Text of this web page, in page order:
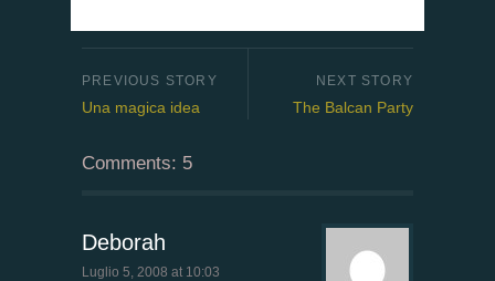
Una magica idea The Balcan Party
Comments: 5
Deborah
Luglio 5, 2008 at 10:03